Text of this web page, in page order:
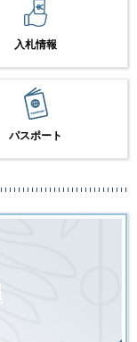
入札情報
パスポート